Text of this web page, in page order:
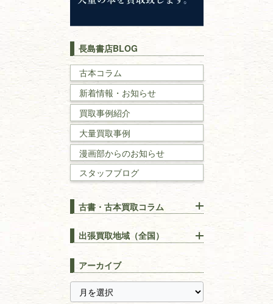
キリスト教
日本史
戦記・戦史
国文学・国語学
理工書
数学書・物理学書
建築書
漢方・鍼灸・東洋医学
易学・占い
スピリチュアル・
全集・
長島書店BLOG
古本コラム
新着情報・お知らせ
買取事例紹介
大量買取事例
漫画部からのお知らせ
スタッフブログ
古書・古本買取コラム
りOK！効率的に売る方法
長島書店の便利な買取サービ
ス
【持ち込み買取】店頭で簡単
に古本を売るメリットとは？
出張買取地域（全国）
千葉県
神奈川県
静岡県
アーカイブ